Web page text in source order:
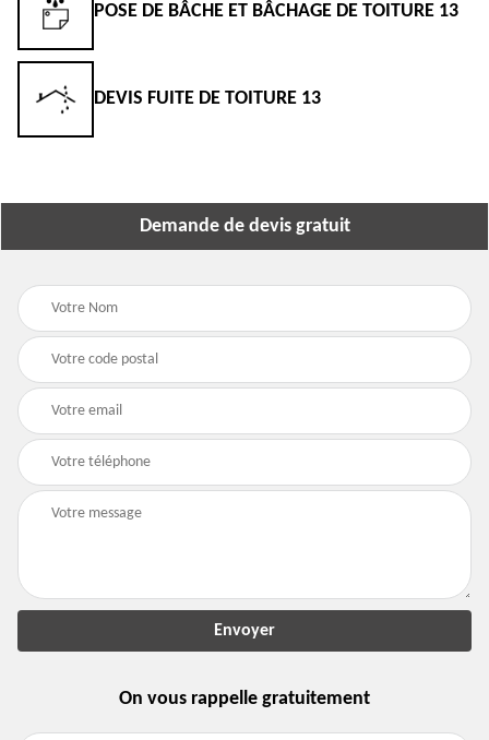
POSE DE BÂCHE ET BÂCHAGE DE TOITURE 13
DEVIS FUITE DE TOITURE 13
Demande de devis gratuit
On vous rappelle gratuitement